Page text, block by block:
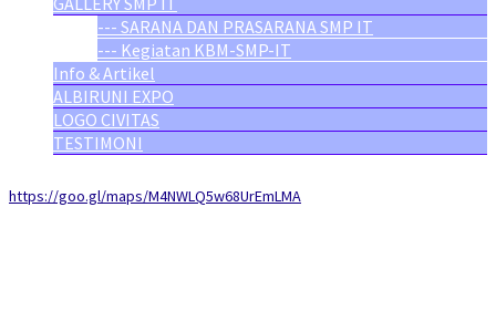
--- SARANA DAN PRASARANA SMP IT
--- Kegiatan KBM-SMP-IT
Info & Artikel
ALBIRUNI EXPO
LOGO CIVITAS
TESTIMONI
https://goo.gl/maps/M4NWLQ5w68UrEmLMA